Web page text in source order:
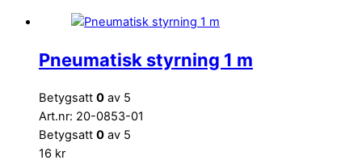
Pneumatisk styrning 1 m
Betygsatt 0 av 5
Art.nr: 20-0853-01
Betygsatt 0 av 5
16 kr